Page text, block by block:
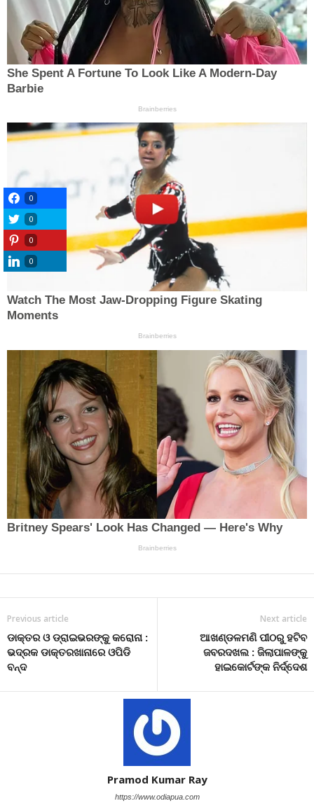
Previous article
ଡାକ୍ତର ଓ ଡ୍ରାଇଭରଙ୍କୁ କରୋନା :
ଭଦ୍ରକ ଡାକ୍ତରଖାନାରେ ଓପିଡି
ବନ୍ଦ
Next article
ଆଖଣ୍ଡଳମଣି ପୀଠରୁ ହଟିବ
ଜବରଦଖଲ : ଜିଲାପାଳଙ୍କୁ
ହାଇକୋର୍ଟଙ୍କ ନିର୍ଦ୍ଦେଶ
Pramod Kumar Ray
https://www.odiapua.com
0
0
0
0